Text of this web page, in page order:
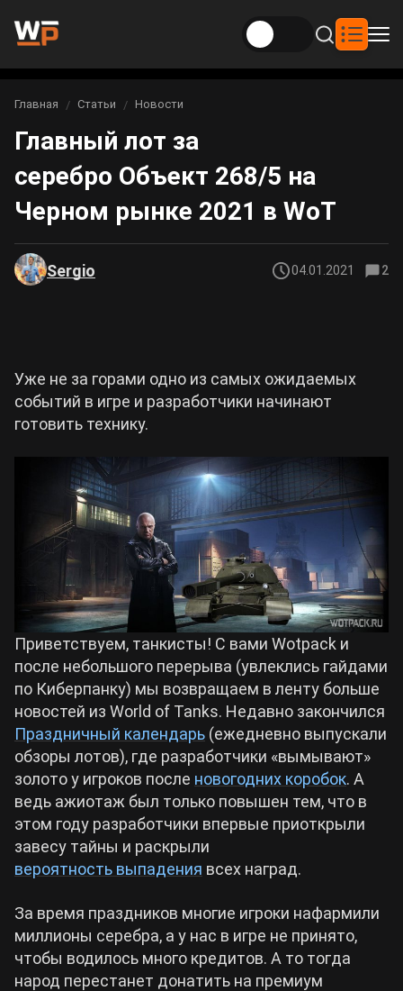
Новости
Новости Genshin Impact
Новости Honkai: Star Rail
Новости Zenless Zone Zero
Игры
Genshin Impact
Neverness to Everness
Arknights: Endfield
Crimson Desert
Zenless Zone Zero
Kingdom Come: Deliverance 2
Path of Exile 2
Wuthering Waves
Roblox
Hogwarts Legacy
Cyberpunk 2077
Билды
Билды Genshin Impact
Билды Honkai: Star Rail
Билды Neverness to Everness
Билды Wuthering Waves
Билды Cyberpunk 2077
Билды Path of Exile 2
Интересное
Рейтинги
Фильмы и сериалы
Вы здесь:
Главная Статьи Новости
Главный лот за
серебро Объект 268/5 на
Черном рынке 2021 в WoT
Sergio 04.01.2021 2
Уже не за горами одно из самых ожидаемых
событий в игре и разработчики начинают
готовить технику.
Приветствуем, танкисты! С вами Wotpack и
после небольшого перерыва (увлеклись гайдами
по Киберпанку) мы возвращаем в ленту больше
новостей из World of Tanks. Недавно закончился
Праздничный календарь (ежедневно выпускали
обзоры лотов), где разработчики «вымывают»
золото у игроков после новогодних коробок. А
ведь ажиотаж был только повышен тем, что в
этом году разработчики впервые приоткрыли
завесу тайны и раскрыли
вероятность выпадения всех наград.
За время праздников многие игроки нафармили
миллионы серебра, а у нас в игре не принято,
чтобы водилось много кредитов. А то тогда
народ перестанет донатить на премиум